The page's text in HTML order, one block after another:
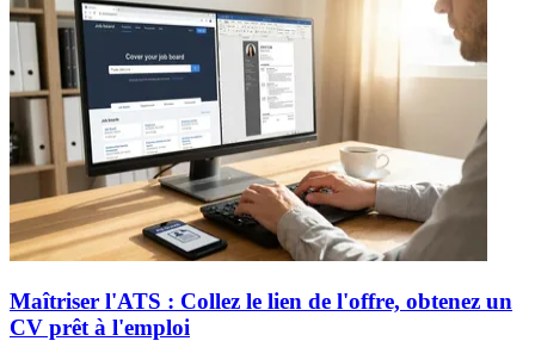
Maîtriser l'ATS : Collez le lien de l'offre, obtenez un
CV prêt à l'emploi